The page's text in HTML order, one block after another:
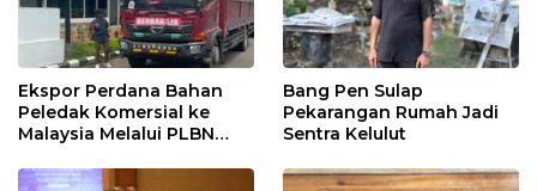
Ekspor Perdana Bahan
Peledak Komersial ke
Malaysia Melalui PLBN
Bang Pen Sulap
Pekarangan Rumah Jadi
Sentra Kelulut